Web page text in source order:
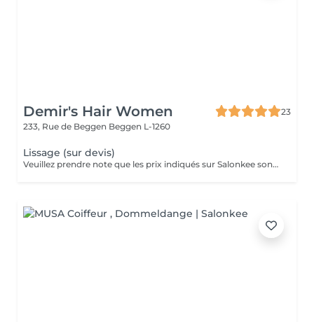
Demir's Hair Women
23
233, Rue de Beggen Beggen L-1260
Lissage (sur devis)
Veuillez prendre note que les prix indiqués sur Salonkee sont communiqués à titre informatif et s'entendent de base. Ces derniers sont susceptibles de varier selon le diagnostic réalisé à votre arrivée au salon et l'expertise du professionnel à qui vous confiez votre beauté. Dans tous les cas, un devis précis vous sera proposé et toutes réalisations de prestations seront effectuées avec votre accord. Un grand merci d'avance pour votre compréhension. Au plaisir de vous recevoir très vite.